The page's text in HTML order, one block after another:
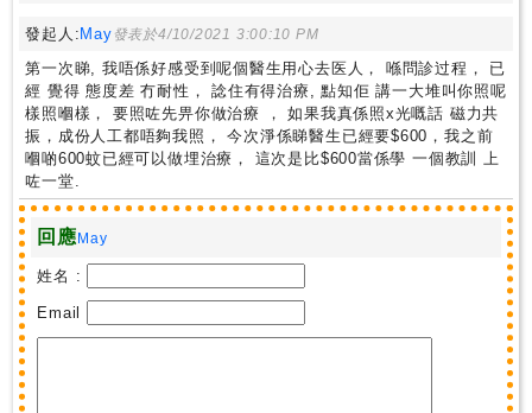
按
區
搜
尋
24
時
應
診
發起人:May 發表於4/10/2021 3:00:10 PM
第一次睇, 我唔係好感受到呢個醫生用心去医人， 喺問診过程， 已
經 覺得 態度差 冇耐性， 諗住有得治療, 點知佢 講一大堆叫你照呢
樣照嗰樣， 要照咗先畀你做治療 ， 如果我真係照x光嘅話 磁力共
振，成份人工都唔夠我照， 今次淨係睇醫生已經要$600，我之前
嗰啲600蚊已經可以做埋治療， 這次是比$600當係學 一個教訓 上
咗一堂.
回應May
姓名 :
Email